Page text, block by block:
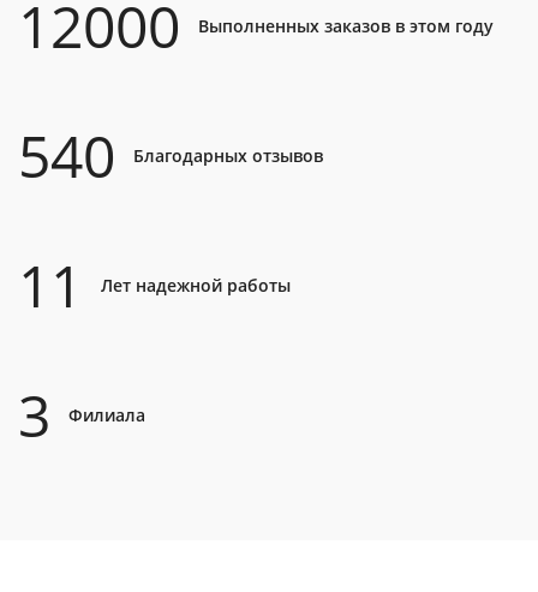
12000 Выполненных заказов в этом году
540 Благодарных отзывов
11 Лет надежной работы
3 Филиала